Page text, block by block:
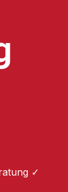
✓